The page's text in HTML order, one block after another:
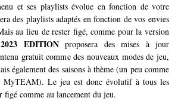
et ses playlists évolue en fonction de votre
des playlists adaptés en fonction de vos envies
au lieu de rester figé, comme pour la version
EDITIONproposera des mises à jour
gratuit comme des nouveaux modes de jeu,
également des saisons à thème (un peu comme
MyTEAM). Le jeu est donc évolutif à tous les
figé comme au lancement du jeu.